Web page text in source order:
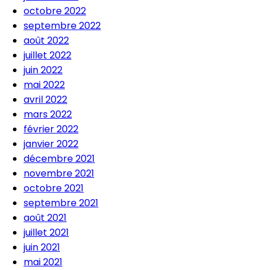
octobre 2022
septembre 2022
août 2022
juillet 2022
juin 2022
mai 2022
avril 2022
mars 2022
février 2022
janvier 2022
décembre 2021
novembre 2021
octobre 2021
septembre 2021
août 2021
juillet 2021
juin 2021
mai 2021